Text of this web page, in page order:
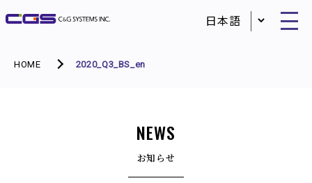
HOME 2020_Q3_BS_en
NEWS
お知らせ